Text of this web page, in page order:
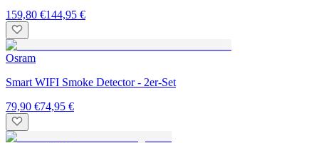
159,80 €144,95 €
Osram
Smart WIFI Smoke Detector - 2er-Set
79,90 €74,95 €